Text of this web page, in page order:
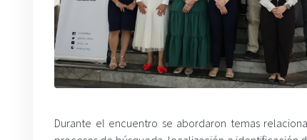
Durante el encuentro se abordaron temas